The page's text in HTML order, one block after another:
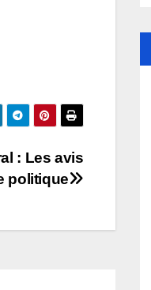
: Les avis
politique